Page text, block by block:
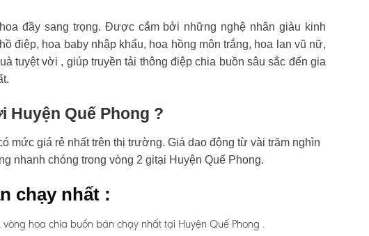
đầy sang trọng. Được cắm bởi những nghệ nhân giàu kinh
điệp, hoa baby nhập khẩu, hoa hồng môn trắng, hoa lan vũ nữ,
tuyệt vời , giúp truyền tải thông điệp chia buồn sâu sắc đến gia
Quế Phong ?
mức giá rẻ nhất trên thị trường. Giá dao động từ vài trăm nghìn
nhanh chóng trong vòng 2 gitại Huyện Quế Phong.
chạy nhất :
hoa chia buồn bán chạy nhất tại Huyện Quế Phong .